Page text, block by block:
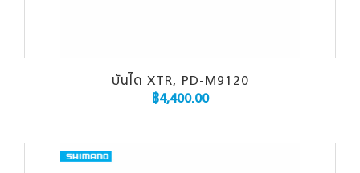
บันได XTR, PD-M9120
฿4,400.00